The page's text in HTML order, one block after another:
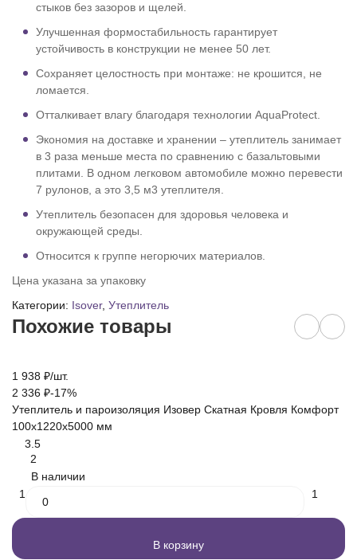
стыков без зазоров и щелей.
Улучшенная формостабильность гарантирует
устойчивость в конструкции не менее 50 лет.
Сохраняет целостность при монтаже: не крошится, не
ломается.
Отталкивает влагу благодаря технологии AquaProtect.
Экономия на доставке и хранении – утеплитель занимает
в 3 раза меньше места по сравнению с базальтовыми
плитами. В одном легковом автомобиле можно перевести
7 рулонов, а это 3,5 м3 утеплителя.
Утеплитель безопасен для здоровья человека и
окружающей среды.
Относится к группе негорючих материалов.
Цена указана за упаковку
Категории: Isover, Утеплитель
Похожие товары
1 938 ₽/шт.
2 336 ₽-17%
Утеплитель и пароизоляция Изовер Скатная Кровля Комфорт
100х1220х5000 мм
3.5
2
В наличии
1
1
В корзину